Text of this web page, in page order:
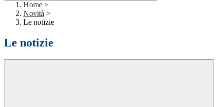
Home >
Novità >
Le notizie
Le notizie